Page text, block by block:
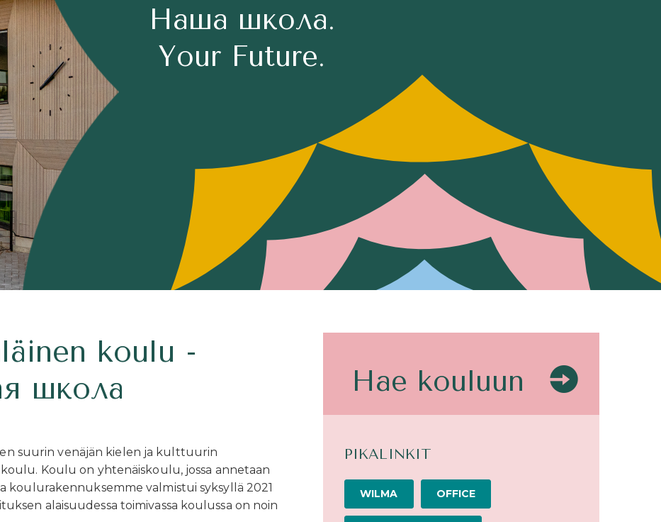
Hаша школа.
Your Future.
koulu -
школа
Hae kouluun
suurin venäjän kielen ja kulttuurin
Koulu on yhtenäiskoulu, jossa annetaan
koulurakennuksemme valmistui syksyllä 2021
alaisuudessa toimivassa koulussa on noin
PIKALINKIT
WILMA OFFICE